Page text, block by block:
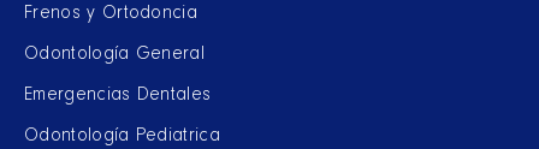
Frenos y Ortodoncia
Odontología General
Emergencias Dentales
Odontología Pediatrica